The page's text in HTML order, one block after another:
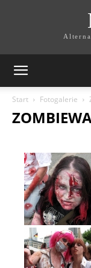
Start Fotogalerie